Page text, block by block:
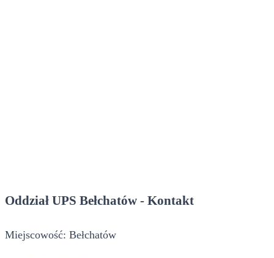
Oddział UPS Bełchatów - Kontakt
Miejscowość: Bełchatów